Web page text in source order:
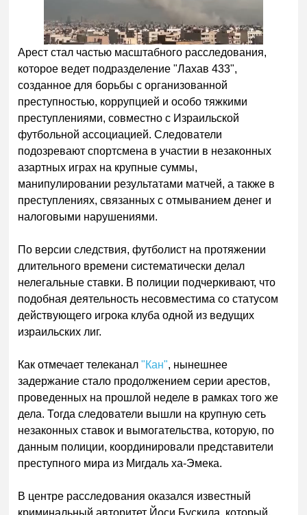
Арест стал частью масштабного расследования,
которое ведет подразделение "Лахав 433",
созданное для борьбы с организованной
преступностью, коррупцией и особо тяжкими
преступлениями, совместно с Израильской
футбольной ассоциацией. Следователи
подозревают спортсмена в участии в незаконных
азартных играх на крупные суммы,
манипулировании результатами матчей, а также в
преступлениях, связанных с отмыванием денег и
налоговыми нарушениями.
По версии следствия, футболист на протяжении
длительного времени систематически делал
нелегальные ставки. В полиции подчеркивают, что
подобная деятельность несовместима со статусом
действующего игрока клуба одной из ведущих
израильских лиг.
Как отмечает телеканал "Кан", нынешнее
задержание стало продолжением серии арестов,
проведенных на прошлой неделе в рамках того же
дела. Тогда следователи вышли на крупную сеть
незаконных ставок и вымогательства, которую, по
данным полиции, координировали представители
преступного мира из Мигдаль ха-Эмека.
В центре расследования оказался известный